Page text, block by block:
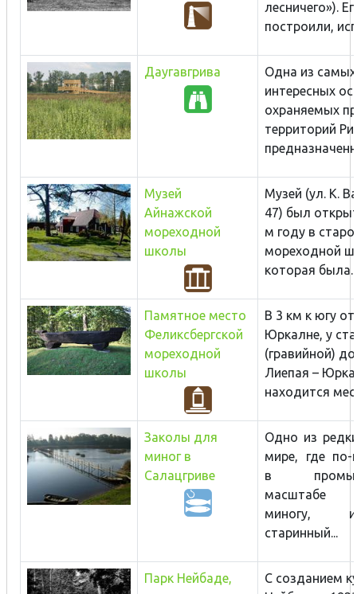
лесничего»).
построили,
Даугавгрива
Одна из самых
интересных
охраняемых
территорий
Музей
Айнажской
мореходной
школы
Музей (ул. К.
47) был
м году в
мореходной
которая была...
Памятное место
Феликсбергской
мореходной
школы
В 3 км к югу
Юркалне, у
(гравийной)
Лиепая –
находится
Заколы для
миног в
Салацгриве
Одно из
мире, где по-
в
масштабе
миногу,
старинный...
Парк Нейбаде,
С созданием